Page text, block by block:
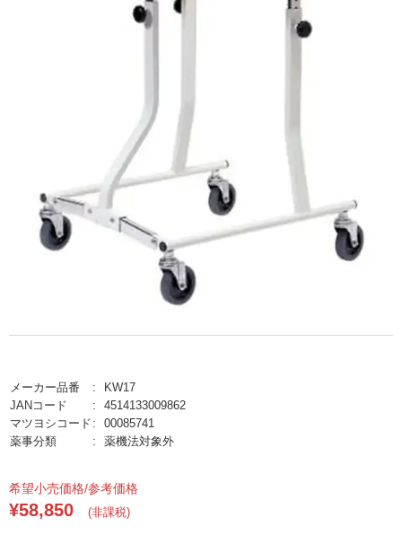
メーカー品番
KW17
JANコード
4514133009862
マツヨシコード
00085741
薬事分類
薬機法対象外
希望小売価格/参考価格
¥58,850 (非課税)